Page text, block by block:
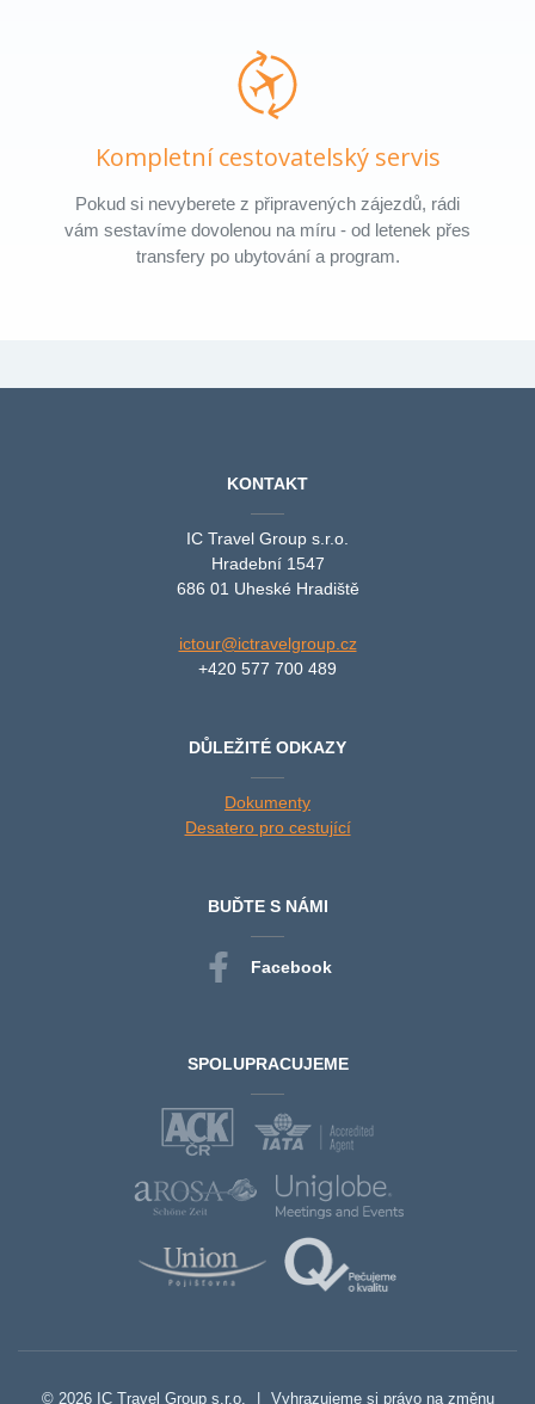
Kompletní cestovatelský servis
Pokud si nevyberete z připravených zájezdů, rádi
vám sestavíme dovolenou na míru - od letenek přes
transfery po ubytování a program.
KONTAKT
IC Travel Group s.r.o.
Hradební 1547
686 01 Uheské Hradiště
ictour@ictravelgroup.cz
+420 577 700 489
DŮLEŽITÉ ODKAZY
Dokumenty
Desatero pro cestující
BUĎTE S NÁMI
Facebook
SPOLUPRACUJEME
© 2026 IC Travel Group s.r.o. Vyhrazujeme si právo na změnu